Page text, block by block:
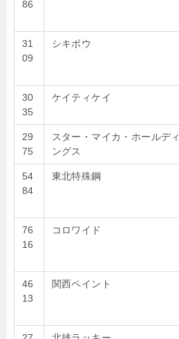
86
31
09
シキボウ
30
35
ケイティケイ
29
75
スター・マイカ・ホールディ
ングス
54
84
東北特殊鋼
76
16
コロワイド
46
13
関西ペイント